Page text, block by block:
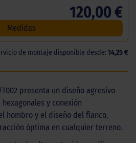
120,00 €
Medidas
de montaje disponible desde: 14,25 €
presenta un diseño agresivo
y conexión
hombro y el diseño del flanco,
óptima en cualquier terreno.